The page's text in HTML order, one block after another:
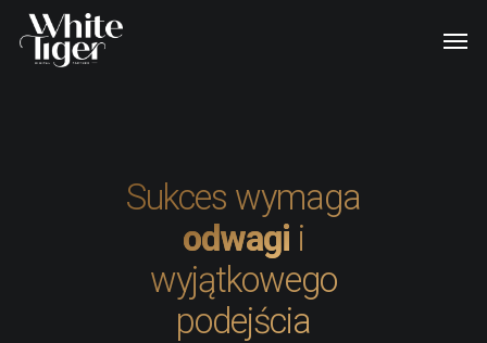
Sukces wymaga
odwagi i
wyjątkowego
podejścia